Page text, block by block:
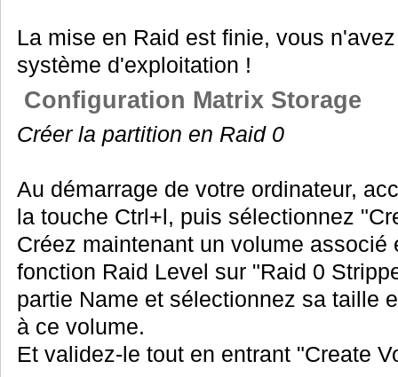
La mise en Raid est finie, vous
système d'exploitation !
Configuration Matrix Storage
Créer la partition en Raid 0
Au démarrage de votre ordinateur,
la touche Ctrl+l, puis sélectionnez
Créez maintenant un volume associé
fonction Raid Level sur "Raid 0
partie Name et sélectionnez sa taille
à ce volume.
Et validez-le tout en entrant "Create